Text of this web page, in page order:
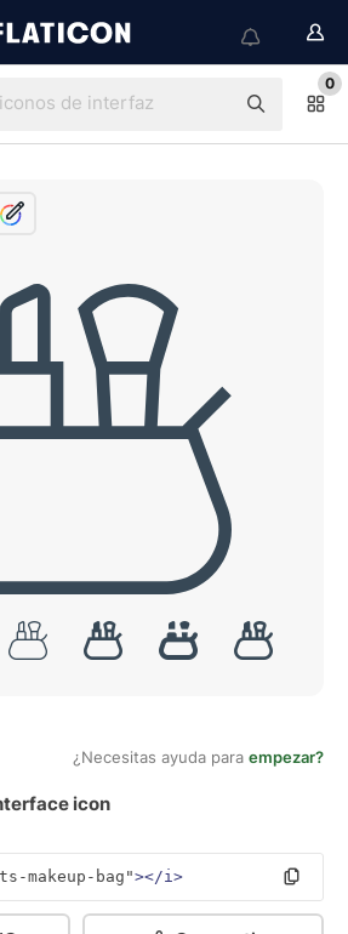
0
¿Necesitas ayuda para empezar?
icon
bag"></i>